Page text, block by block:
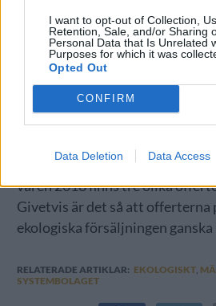
I want to opt-out of Collection,
Retention, Sale, and/or Sharing
Personal Data that Is Unrelated
Purposes for which it was
Opted Out
CONFIRM
Data Deletion Data Access
alls i samma takt som vinsidan.
Totalt har man nu i alla fall nått
än tio procent av försäljningen
– Vi har inte satt upp något nytt
I den lanseringsplan som
våren 2018 finns tre olika
Givetvis är det så att offerterna
ekologiska försäljningen ganska
RELATERADE ARTIKLAR: EKOLOGISKT,
SYSTEMBOLAGET